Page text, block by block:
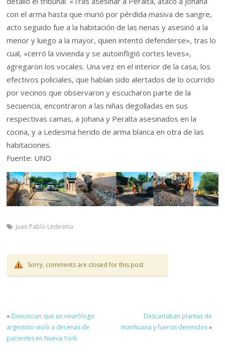
con el arma hasta que murió por pérdida masiva de sangre,
acto seguido fue a la habitación de las nenas y asesinó a la
menor y luego a la mayor, quien intentó defenderse», tras lo
cual, «cerró la vivienda y se autoinfligió cortes leves»,
agregaron los vocales. Una vez en el interior de la casa, los
efectivos policiales, que habían sido alertados de lo ocurrido
por vecinos que observaron y escucharon parte de la
secuencia, encontraron a las niñas degolladas en sus
respectivas camas, a Johana y Peralta asesinados en la
cocina, y a Ledesma herido de arma blanca en otra de las
habitaciones.
Fuente: UNO
Juan Pablo Ledesma
Sorry, comments are closed for this post
« Denuncian que un neurólogo
argentino violó a decenas de
pacientes en Nueva York
Descartaban plantas de
marihuana y fueron detenidos»